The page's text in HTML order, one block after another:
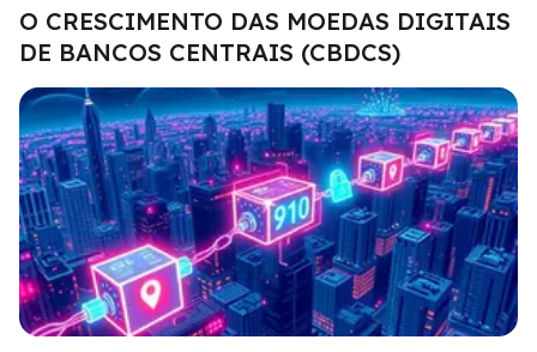
O CRESCIMENTO DAS MOEDAS DIGITAIS
DE BANCOS CENTRAIS (CBDCS)